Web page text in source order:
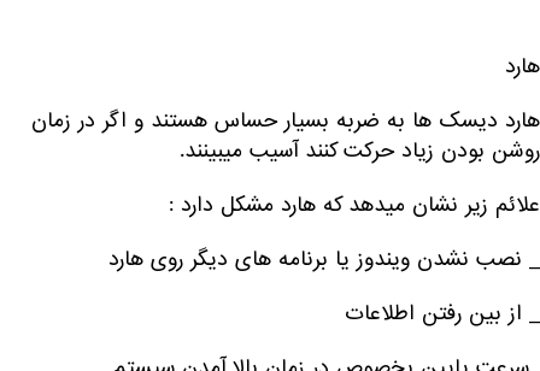
هارد
هارد دیسک ها به ضربه بسیار حساس هستند و اگر در زمان
روشن بودن زیاد حرکت کنند آسیب میبینند.
علائم زیر نشان میدهد که هارد مشکل دارد :
_ نصب نشدن ویندوز یا برنامه های دیگر روی هارد
_ از بین رفتن اطلاعات